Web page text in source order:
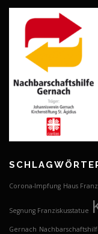
Corona-Impfung Haus
Segnung Franziskusstatue
Gernach